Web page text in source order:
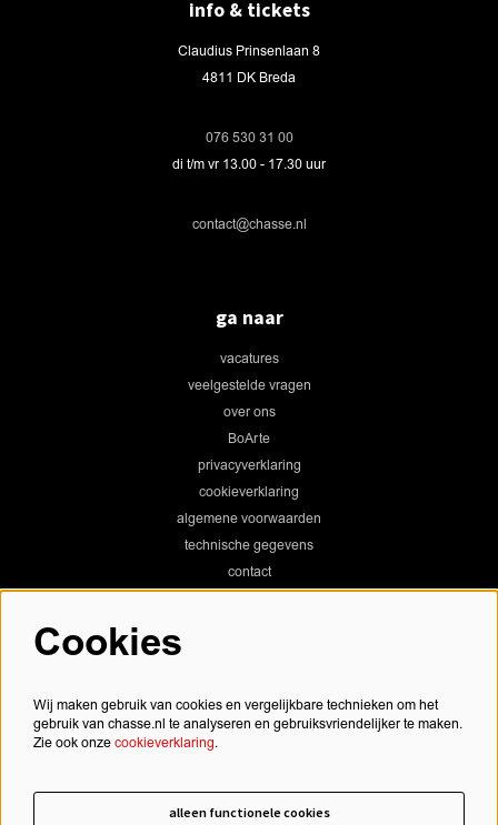
info & tickets
Claudius Prinsenlaan 8
4811 DK Breda
076 530 31 00
di t/m vr 13.00 - 17.30 uur
contact@chasse.nl
ga naar
vacatures
veelgestelde vragen
over ons
BoArte
privacyverklaring
cookieverklaring
algemene voorwaarden
technische gegevens
contact
Cookies
Wij maken gebruik van cookies en vergelijkbare technieken om het
gebruik van chasse.nl te analyseren en gebruiksvriendelijker te maken.
Zie ook onze cookieverklaring.
alleen functionele cookies